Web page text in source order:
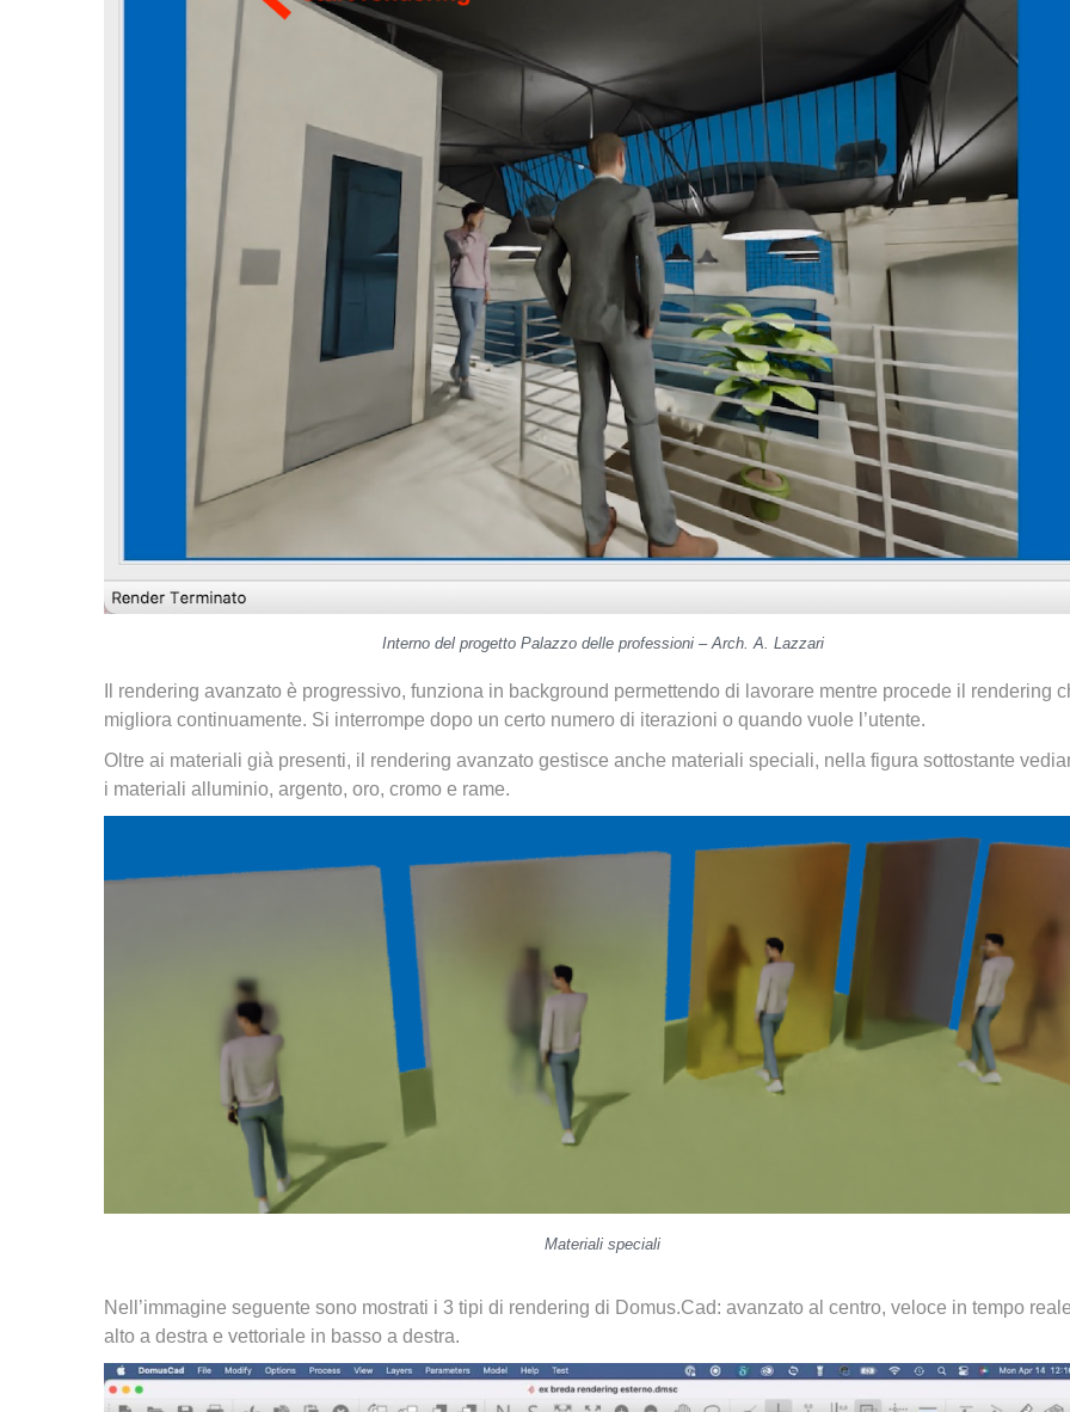
Interno del progetto Palazzo delle professioni – Arch. A. Lazzari
Il rendering avanzato è progressivo, funziona in background permettendo di lavorare mentre procede il rendering
migliora continuamente. Si interrompe dopo un certo numero di iterazioni o quando vuole l’utente.
Oltre ai materiali già presenti, il rendering avanzato gestisce anche materiali speciali, nella figura sottostante
i materiali alluminio, argento, oro, cromo e rame.
Materiali speciali
Nell’immagine seguente sono mostrati i 3 tipi di rendering di Domus.Cad: avanzato al centro, veloce in tempo
alto a destra e vettoriale in basso a destra.